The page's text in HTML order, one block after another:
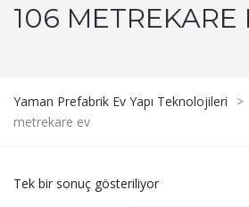
106 METREKARE
Yaman Prefabrik Ev Yapı Teknolojileri >
metrekare ev
Tek bir sonuç gösteriliyor